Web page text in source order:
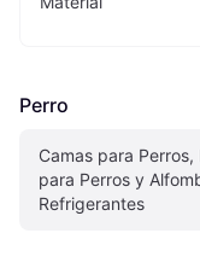
Perro
Camas para Perros,
para Perros y
Refrigerantes